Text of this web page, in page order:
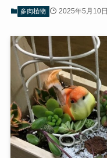
多肉植物 2025年5月10日